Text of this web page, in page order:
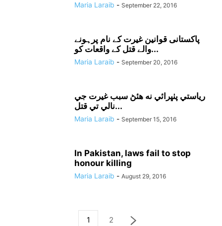
Maria Laraib - September 22, 2016
پاکستانی قوانین غیرت کے نام پرہونے
والے قتل کے واقعات کو...
Maria Laraib - September 20, 2016
رياستي پٺڀرائي نه هئڻ سبب غيرت جي
نالي تي قتل...
Maria Laraib - September 15, 2016
In Pakistan, laws fail to stop
honour killing
Maria Laraib - August 29, 2016
1 2